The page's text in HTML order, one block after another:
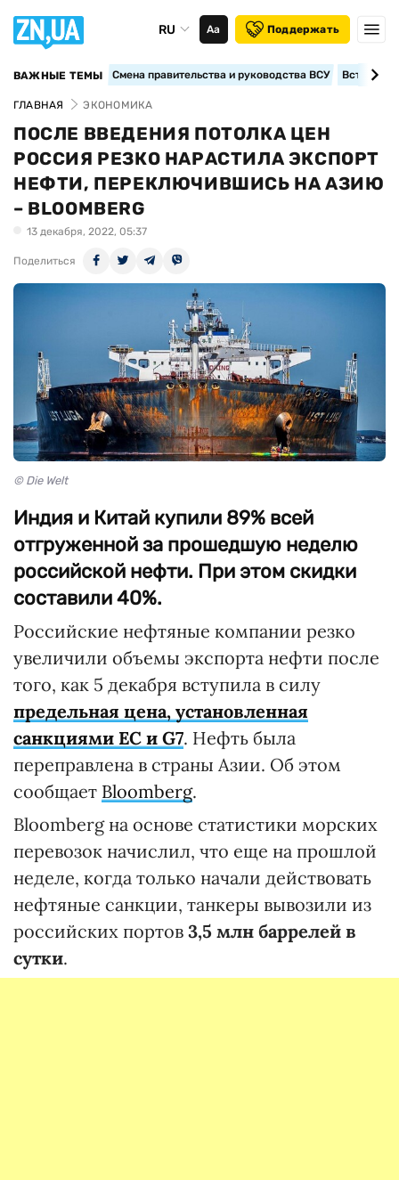
RU Аа Поддержать
ВАЖНЫЕ ТЕМЫ Смена правительства и руководства ВСУ
ГЛАВНАЯ ЭКОНОМИКА
ПОСЛЕ ВВЕДЕНИЯ ПОТОЛКА ЦЕН
РОССИЯ РЕЗКО НАРАСТИЛА ЭКСПОРТ
НЕФТИ, ПЕРЕКЛЮЧИВШИСЬ НА АЗИЮ
– BLOOMBERG
13 декабря, 2022, 05:37
Поделиться
© Die Welt
Индия и Китай купили 89% всей
отгруженной за прошедшую неделю
российской нефти. При этом скидки
составили 40%.
Российские нефтяные компании резко
увеличили объемы экспорта нефти после
того, как 5 декабря вступила в силу
предельная цена, установленная
санкциями ЕС и G7. Нефть была
переправлена в страны Азии. Об этом
сообщает Bloomberg.
Bloomberg на основе статистики морских
перевозок начислил, что еще на прошлой
неделе, когда только начали действовать
нефтяные санкции, танкеры вывозили из
российских портов 3,5 млн баррелей в
сутки.